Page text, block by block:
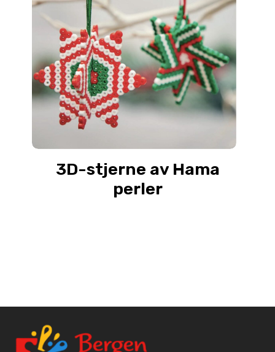
3D-stjerne av Hama
perler